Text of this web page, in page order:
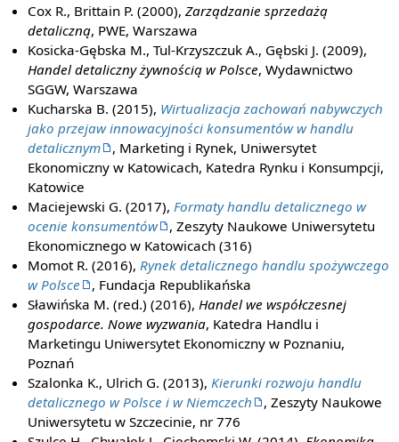
Cox R., Brittain P. (2000),Zarządzanie sprzedażą
detaliczną, PWE, Warszawa
Kosicka-Gębska M., Tul-Krzyszczuk A., Gębski J. (2009),
Handel detaliczny żywnością w Polsce, Wydawnictwo
SGGW, Warszawa
Kucharska B. (2015), Wirtualizacja zachowań nabywczych
jako przejaw innowacyjności konsumentów w handlu
detalicznym
, Marketing i Rynek, Uniwersytet
Ekonomiczny w Katowicach, Katedra Rynku i Konsumpcji,
Katowice
Maciejewski G. (2017), Formaty handlu detalicznego w
ocenie konsumentów
, Zeszyty Naukowe Uniwersytetu
Ekonomicznego w Katowicach (316)
Momot R. (2016), Rynek detalicznego handlu spożywczego
w Polsce
, Fundacja Republikańska
Sławińska M. (red.) (2016), Handel we współczesnej
gospodarce. Nowe wyzwania, Katedra Handlu i
Marketingu Uniwersytet Ekonomiczny w Poznaniu,
Poznań
Szalonka K., Ulrich G. (2013), Kierunki rozwoju handlu
detalicznego w Polsce i w Niemczech
, Zeszyty Naukowe
Uniwersytetu w Szczecinie, nr 776